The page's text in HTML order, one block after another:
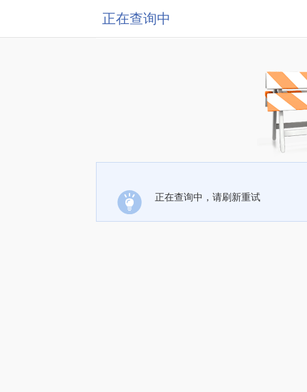
正在查询中
正在查询中，请刷新重试